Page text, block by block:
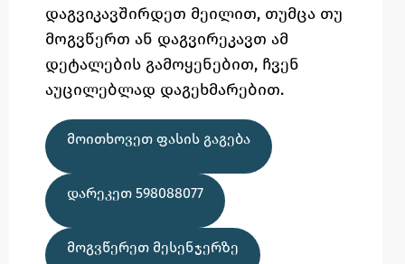
დაგვიკავშირდეთ მეილით, თუმცა თუ
მოგვწერთ ან დაგვირეკავთ ამ
დეტალების გამოყენებით, ჩვენ
აუცილებლად დაგეხმარებით.
ᲛᲝᲘᲗᲮᲝᲕᲔᲗ ᲤᲐᲡᲘᲡ ᲒᲐᲒᲔᲑᲐ
ᲓᲐᲠᲔᲙᲔᲗ 598088077
ᲛᲝᲒᲕᲬᲔᲠᲔᲗ ᲛᲔᲡᲔᲜᲯᲔᲠᲖᲔ